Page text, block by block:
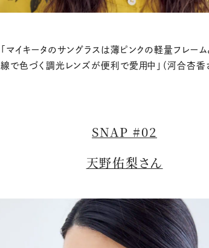
「マイキータのサングラスは薄ピンクの軽量フレーム
線で色づく調光レンズが便利で愛用中」（河合杏香
SNAP #02
天野佑梨さん